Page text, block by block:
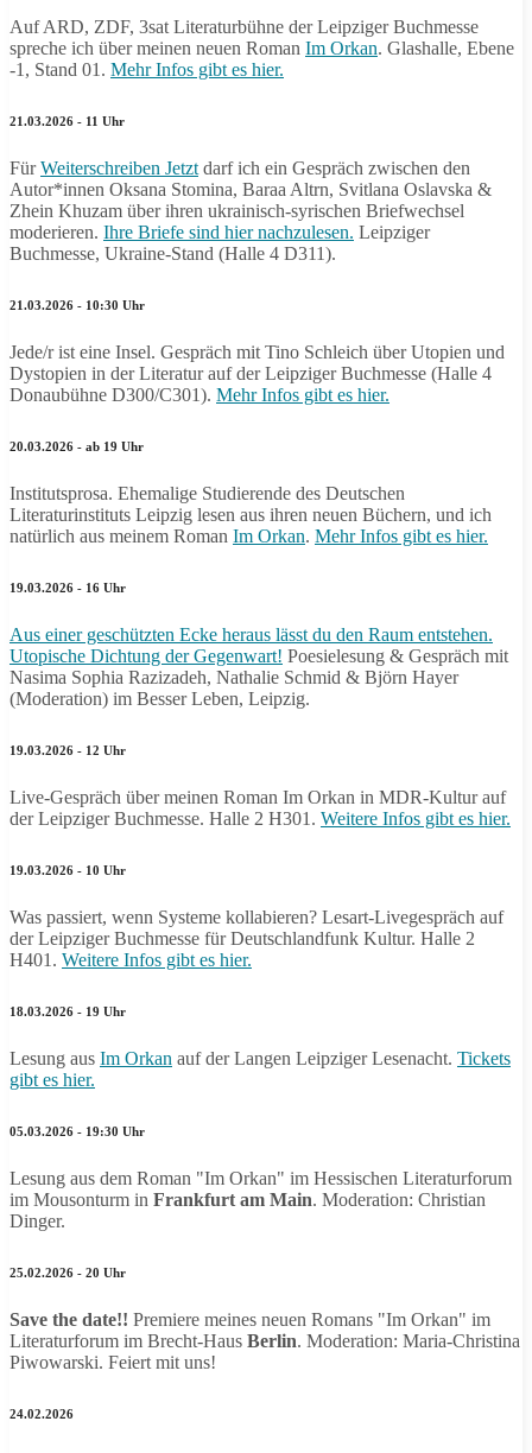
Auf ARD, ZDF, 3sat Literaturbühne der Leipziger Buchmesse
spreche ich über meinen neuen Roman Im Orkan. Glashalle, Ebene
-1, Stand 01. Mehr Infos gibt es hier.
21.03.2026 - 11 Uhr
FürWeiterschreiben Jetztdarf ich ein Gespräch zwischen den
Autor*innen Oksana Stomina, Baraa Altrn, Svitlana Oslavska &
Zhein Khuzam über ihren ukrainisch-syrischen Briefwechsel
moderieren. Ihre Briefe sind hier nachzulesen. Leipziger
Buchmesse, Ukraine-Stand (Halle 4 D311).
21.03.2026 - 10:30 Uhr
Jede/r ist eine Insel. Gespräch mit Tino Schleich über Utopien und
Dystopien in der Literatur auf der Leipziger Buchmesse (Halle 4
Donaubühne D300/C301). Mehr Infos gibt es hier.
20.03.2026 - ab 19 Uhr
Institutsprosa. Ehemalige Studierende des Deutschen
Literaturinstituts Leipzig lesen aus ihren neuen Büchern, und ich
natürlich aus meinem Roman Im Orkan. Mehr Infos gibt es hier.
19.03.2026 - 16 Uhr
Aus einer geschützten Ecke heraus lässt du den Raum entstehen.
Utopische Dichtung der Gegenwart! Poesielesung & Gespräch mit
Nasima Sophia Razizadeh, Nathalie Schmid & Björn Hayer
(Moderation) im Besser Leben, Leipzig.
19.03.2026 - 12 Uhr
Live-Gespräch über meinen Roman Im Orkan in MDR-Kultur auf
der Leipziger Buchmesse. Halle 2 H301. Weitere Infos gibt es hier.
19.03.2026 - 10 Uhr
Was passiert, wenn Systeme kollabieren? Lesart-Livegespräch auf
der Leipziger Buchmesse für Deutschlandfunk Kultur. Halle 2
H401. Weitere Infos gibt es hier.
18.03.2026 - 19 Uhr
Lesung aus Im Orkan auf der Langen Leipziger Lesenacht. Tickets
gibt es hier.
05.03.2026 - 19:30 Uhr
Lesung aus dem Roman "Im Orkan" im Hessischen Literaturforum
im Mousonturm in Frankfurt am Main. Moderation: Christian
Dinger.
25.02.2026 - 20 Uhr
Save the date!! Premiere meines neuen Romans "Im Orkan" im
Literaturforum im Brecht-Haus Berlin. Moderation: Maria-Christina
Piwowarski. Feiert mit uns!
24.02.2026